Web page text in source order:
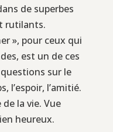
de superbes
rutilants.
», pour ceux qui
est un de ces
sur le
l’espoir, l’amitié.
la vie. Vue
heureux.